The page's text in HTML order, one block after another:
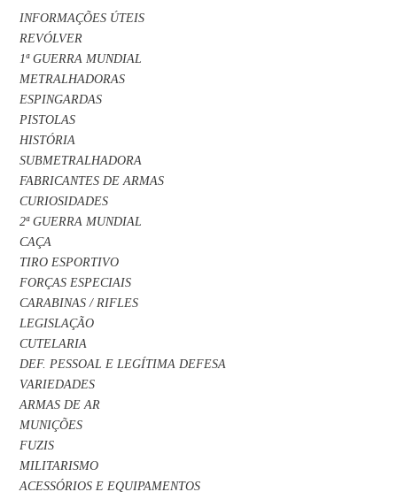
INFORMAÇÕES ÚTEIS
REVÓLVER
1ª GUERRA MUNDIAL
METRALHADORAS
ESPINGARDAS
PISTOLAS
HISTÓRIA
SUBMETRALHADORA
FABRICANTES DE ARMAS
CURIOSIDADES
2ª GUERRA MUNDIAL
CAÇA
TIRO ESPORTIVO
FORÇAS ESPECIAIS
CARABINAS / RIFLES
LEGISLAÇÃO
CUTELARIA
DEF. PESSOAL E LEGÍTIMA DEFESA
VARIEDADES
ARMAS DE AR
MUNIÇÕES
FUZIS
MILITARISMO
ACESSÓRIOS E EQUIPAMENTOS